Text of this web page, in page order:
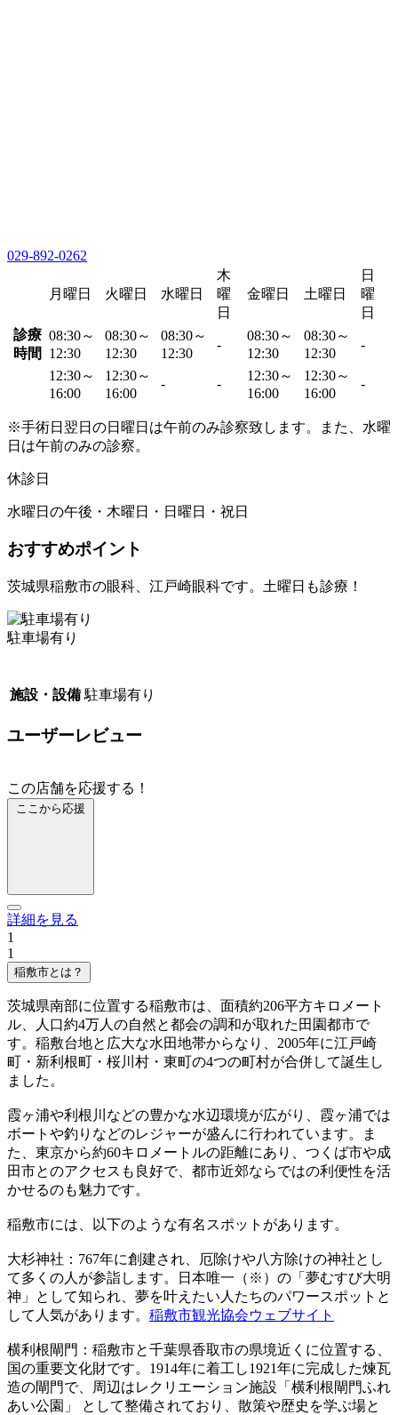
029-892-0262
月曜日 火曜日 水曜日
木
曜
日
金曜日 土曜日
日
曜
日
診療
時間
08:30～
12:30
08:30～
12:30
08:30～
12:30
-
08:30～
12:30
08:30～
12:30
-
12:30～
16:00
12:30～
16:00
- -
12:30～
16:00
12:30～
16:00
-
※手術日翌日の日曜日は午前のみ診察致します。また、水曜
日は午前のみの診察。
休診日
水曜日の午後・木曜日・日曜日・祝日
おすすめポイント
茨城県稲敷市の眼科、江戸崎眼科です。土曜日も診療！
駐車場有り
施設・設備 駐車場有り
ユーザーレビュー
この店舗を応援する！
ここから応援
詳細を見る
1
1
稲敷市とは？
茨城県南部に位置する稲敷市は、面積約206平方キロメート
ル、人口約4万人の自然と都会の調和が取れた田園都市で
す。稲敷台地と広大な水田地帯からなり、2005年に江戸崎
町・新利根町・桜川村・東町の4つの町村が合併して誕生し
ました。
霞ヶ浦や利根川などの豊かな水辺環境が広がり、霞ヶ浦では
ボートや釣りなどのレジャーが盛んに行われています。ま
た、東京から約60キロメートルの距離にあり、つくば市や成
田市とのアクセスも良好で、都市近郊ならではの利便性を活
かせるのも魅力です。
稲敷市には、以下のような有名スポットがあります。
大杉神社：767年に創建され、厄除けや八方除けの神社とし
て多くの人が参詣します。日本唯一（※）の「夢むすび大明
神」として知られ、夢を叶えたい人たちのパワースポットと
して人気があります。 稲敷市観光協会ウェブサイト
横利根閘門：稲敷市と千葉県香取市の県境近くに位置する、
国の重要文化財です。1914年に着工し1921年に完成した煉瓦
造の閘門で、周辺はレクリエーション施設「横利根閘門ふれ
あい公園」 として整備されており、散策や歴史を学ぶ場と